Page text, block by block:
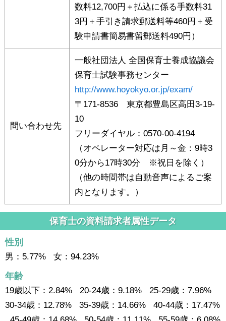
数料12,700円＋払込に係る手数料31
3円＋手引き請求郵送料等460円＋受
験申請書簡易書留郵送料490円）
問い合わせ先
一般社団法人 全国保育士養成協議会
保育士試験事務センター
http://www.hoyokyo.or.jp/exam/
〒171-8536 東京都豊島区高田3-19-
10
フリーダイヤル：0570-00-4194
（オペレーター対応は月～金：9時3
0分から17時30分 ※祝日を除く）
（他の時間帯は自動音声によるご案
内となります。）
保育士の資料請求者属性データ
性別
男：5.77% 女：94.23%
年齢
19歳以下：2.84% 20-24歳：9.18% 25-29歳：7.96%
30-34歳：12.78% 35-39歳：14.66% 40-44歳：17.47%